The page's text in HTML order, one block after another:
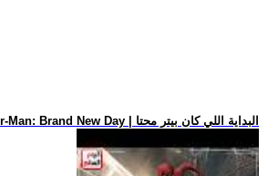
.. فيلم Spider-Man: Brand New Day | البداية اللي كان بيتر محتا